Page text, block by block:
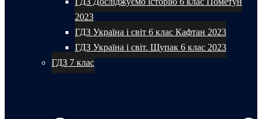
2023
ГДЗ Україна і світ 6 клас Кафтан 2023
ГДЗ Україна і світ. Щупак 6 клас 2023
ГДЗ 7 клас